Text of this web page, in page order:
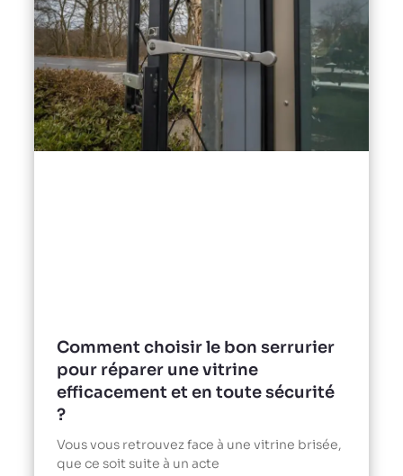
Comment choisir le bon serrurier
pour réparer une vitrine
efficacement et en toute sécurité
?
Vous vous retrouvez face à une vitrine brisée,
que ce soit suite à un acte